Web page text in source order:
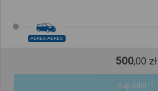
ADRES-ADRES
500,00 zł
Kup Bilet